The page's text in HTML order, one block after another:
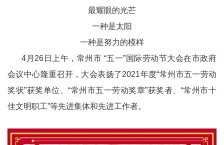
最耀眼的光芒
一种是太阳
一种是努力的模样
4月26日上午，常州市 “五一”国际劳动节大会在市政府
会议中心隆重召开，大会表扬了2021年度“常州市五一劳动
奖状”获奖单位、“常州市五一劳动奖章”获奖者、“常州市十
佳文明职工”等先进集体和先进工作者。